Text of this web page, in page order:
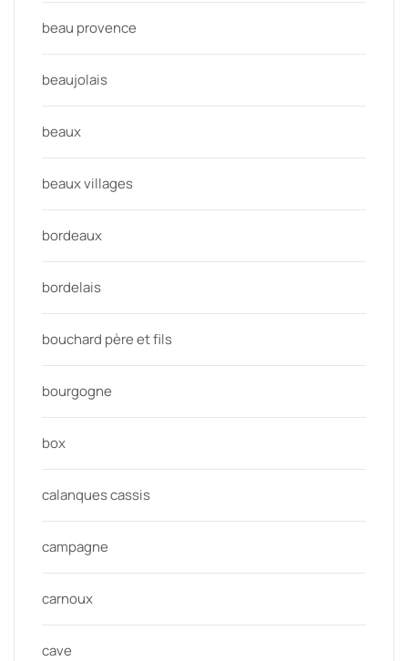
beau provence
beaujolais
beaux
beaux villages
bordeaux
bordelais
bouchard père et fils
bourgogne
box
calanques cassis
campagne
carnoux
cave